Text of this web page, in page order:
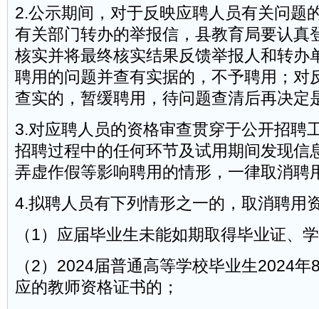
2.公示期间，对于反映应聘人员有关问题
有关部门转办的举报信，县教育局要认真
核实并将最终核实结果反馈举报人和转办
聘用的问题并查有实据的，不予聘用；对
查实的，暂缓聘用，待问题查清后再决定
3.对应聘人员的资格审查贯穿于公开招聘
招聘过程中的任何环节及试用期间发现信
弄虚作假等影响聘用的情形，一律取消聘
4.拟聘人员有下列情形之一的，取消聘用
（1）应届毕业生未能如期取得毕业证、
（2）2024届普通高等学校毕业生2024
应的教师资格证书的；